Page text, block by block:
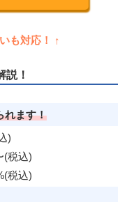
も対応！ ↑
説！
れます！
)
(税込)
税込)